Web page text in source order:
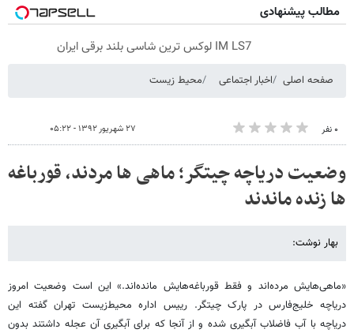
مطالب پیشنهادی
IM LS7 لوکس ترین شاسی بلند برقی ایران
صفحه اصلی اخبار اجتماعی محیط زیست
۰ نفر ۲۷ شهریور ۱۳۹۲ - ۰۵:۲۲
وضعیت دریاچه چیتگر؛ ماهی ها مردند، قورباغه
ها زنده ماندند
بهار نوشت:
«ماهی‌هایش مرده‌اند و فقط قورباغه‌هایش مانده‌اند.» این است وضعیت امروز
دریاچه خلیج‌فارس در پارک چیتگر. رییس اداره محیط‌زیست تهران گفته این
دریاچه با آب فاضلاب آبگیری شده و از آنجا که برای آبگیری آن عجله داشتند بدون